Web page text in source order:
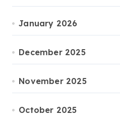
January 2026
December 2025
November 2025
October 2025